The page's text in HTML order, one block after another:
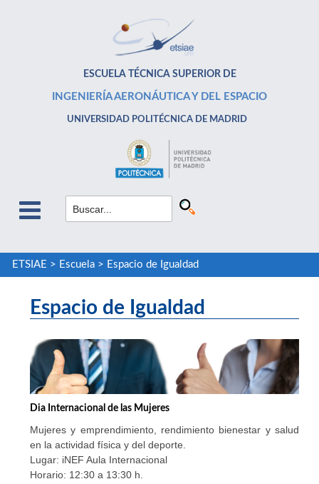
ESCUELA TÉCNICA SUPERIOR DE
INGENIERÍA AERONÁUTICA Y DEL ESPACIO
UNIVERSIDAD POLITÉCNICA DE MADRID
ETSIAE > Escuela> Espacio de Igualdad
Espacio de Igualdad
Dia Internacional de las Mujeres
Mujeres y emprendimiento, rendimiento bienestar y salud
en la actividad física y del deporte.
Lugar: iNEF Aula Internacional
Horario: 12:30 a 13:30 h.